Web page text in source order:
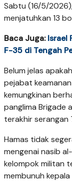
Sabtu (16/5/
menjatuhkan 13
Baca Juga:Israel
F-35 di Tengah
Belum jelas
pejabat
kemungkinan
panglima Brigade
terakhir
Hamas tidak
mengenai nasib
kelompok militan
membunuh